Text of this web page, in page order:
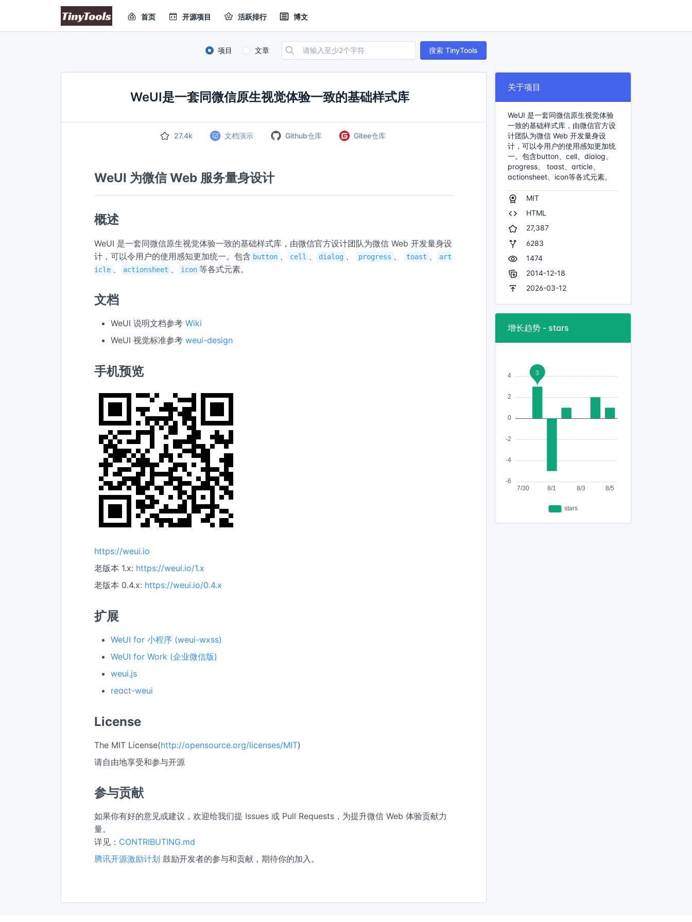
首页 开源项目 活跃排行 博文
项目 文章 搜索 TinyTools
WeUI是一套同微信原生视觉体验一致的基础样式库
27.4k 文档演示 Github仓库 Gitee仓库
WeUI 为微信 Web 服务量身设计
概述
WeUI 是一套同微信原生视觉体验一致的基础样式库，由微信官方设计团队为微信 Web 开发量身设
计，可以令用户的使用感知更加统一。包含 button cell dialog progress toast
art
icle
actionsheet icon 等各式元素。
文档
WeUI 说明文档参考 Wiki
WeUI 视觉标准参考 weui-design
手机预览
https://weui.io
老版本 1.x: https://weui.io/1.x
老版本 0.4.x: https://weui.io/0.4.x
扩展
WeUI for 小程序 (weui-wxss)
WeUI for Work (企业微信版)
weui.js
react-weui
License
The MIT License(http://opensource.org/licenses/MIT)
请自由地享受和参与开源
参与贡献
如果你有好的意见或建议，欢迎给我们提 Issues 或 Pull Requests，为提升微信 Web 体验贡献力
量。
详见： CONTRIBUTING.md
腾讯开源激励计划 鼓励开发者的参与和贡献，期待你的加入。
关于项目
WeUI 是一套同微信原生视觉体验
一致的基础样式库，由微信官方设
计团队为微信 Web 开发量身设
计，可以令用户的使用感知更加统
一。包含button、cell、dialog、
progress、 toast、article、
actionsheet、icon等各式元素。
MIT
HTML
27,387
6283
1474
2014-12-18
2026-03-12
增长趋势 - stars